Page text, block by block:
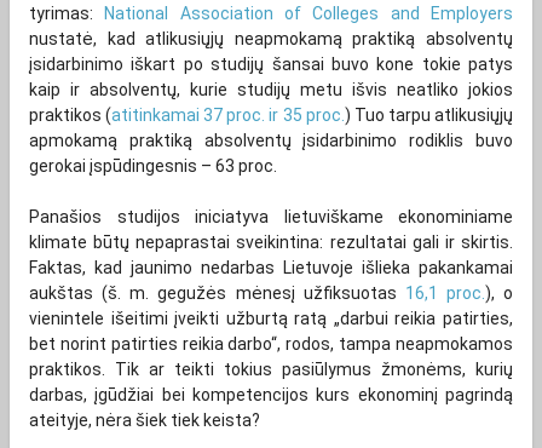
tyrimas:
National Association of Colleges and Employers
nustatė, kad atlikusiųjų neapmokamą praktiką absolventų
įsidarbinimo iškart po studijų šansai buvo kone tokie patys
kaip ir absolventų, kurie studijų metu išvis neatliko jokios
praktikos (atitinkamai 37 proc. ir 35 proc. ) Tuo tarpu atlikusiųjų
apmokamą praktiką absolventų įsidarbinimo rodiklis buvo
gerokai įspūdingesnis – 63 proc.
Panašios studijos iniciatyva lietuviškame ekonominiame
klimate būtų nepaprastai sveikintina: rezultatai gali ir skirtis.
Faktas, kad jaunimo nedarbas Lietuvoje išlieka pakankamai
aukštas (š. m. gegužės mėnesį užfiksuotas 16,1 proc. ), o
vienintele išeitimi įveikti užburtą ratą „darbui reikia patirties,
bet norint patirties reikia darbo“, rodos, tampa neapmokamos
praktikos. Tik ar teikti tokius pasiūlymus žmonėms, kurių
darbas, įgūdžiai bei kompetencijos kurs ekonominį pagrindą
ateityje, nėra šiek tiek keista?